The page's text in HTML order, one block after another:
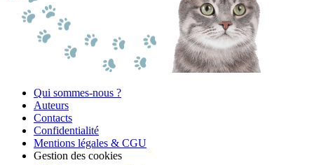
Qui sommes-nous ?
Auteurs
Contacts
Confidentialité
Mentions légales & CGU
Gestion des cookies